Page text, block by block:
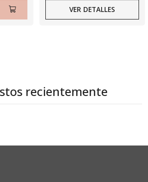
VER DETALLES
recientemente